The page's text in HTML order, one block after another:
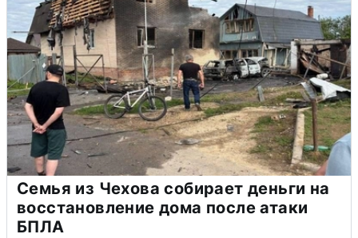
Семья из Чехова собирает деньги на
восстановление дома после атаки
БПЛА